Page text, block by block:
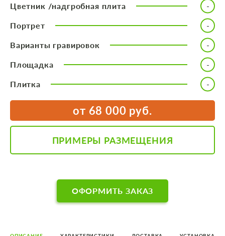
Цветник /надгробная плита
Портрет
Варианты гравировок
Площадка
Плитка
от 68 000 руб.
ПРИМЕРЫ РАЗМЕЩЕНИЯ
ОФОРМИТЬ ЗАКАЗ